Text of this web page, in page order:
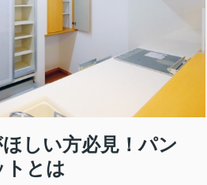
しい方必見！パン
トとは